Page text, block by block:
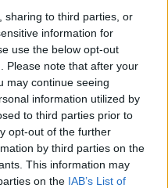
sharing to third parties, or
information for
use the below opt-out
Please note that after your
may continue seeing
information utilized by
to third parties prior to
opt-out of the further
by third parties on the
This information may
on the IAB’s List of